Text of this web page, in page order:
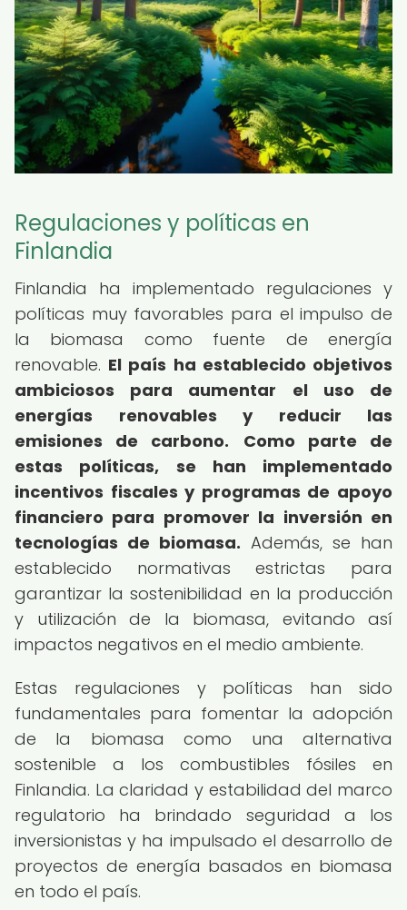
Regulaciones y políticas en
Finlandia
Finlandia ha implementado regulaciones y
políticas muy favorables para el impulso de
la biomasa como fuente de energía
renovable. El país ha establecido objetivos
ambiciosos para aumentar el uso de
energías renovables y reducir las
emisiones de carbono.
Como parte de
estas políticas, se han implementado
incentivos fiscales y programas de apoyo
financiero para promover la inversión en
tecnologías de biomasa. Además, se han
establecido normativas estrictas para
garantizar la sostenibilidad en la producción
y utilización de la biomasa, evitando así
impactos negativos en el medio ambiente.
Estas regulaciones y políticas han sido
fundamentales para fomentar la adopción
de la biomasa como una alternativa
sostenible a los combustibles fósiles en
Finlandia. La claridad y estabilidad del marco
regulatorio ha brindado seguridad a los
inversionistas y ha impulsado el desarrollo de
proyectos de energía basados en biomasa
en todo el país.